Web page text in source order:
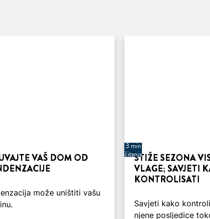
VAŠ DOM OD
može uništiti vašu
3 min
čitanjaSTIŽE SEZONA
VLAGE; SAVJETI
KONTROLISATI
Savjeti kako
njene posljedice